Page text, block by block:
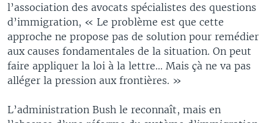
l’association des avocats spécialistes des questions
d’immigration, « Le problème est que cette
approche ne propose pas de solution pour remédier
aux causes fondamentales de la situation. On peut
faire appliquer la loi à la lettre... Mais çà ne va pas
alléger la pression aux frontières. »
L’administration Bush le reconnaît, mais en